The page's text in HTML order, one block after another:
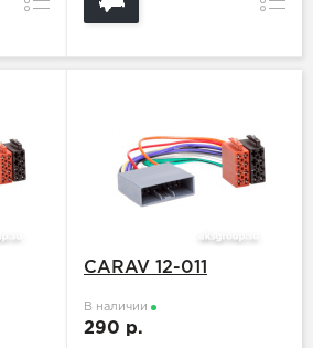
CARAV 12-011
В наличии
290 р.